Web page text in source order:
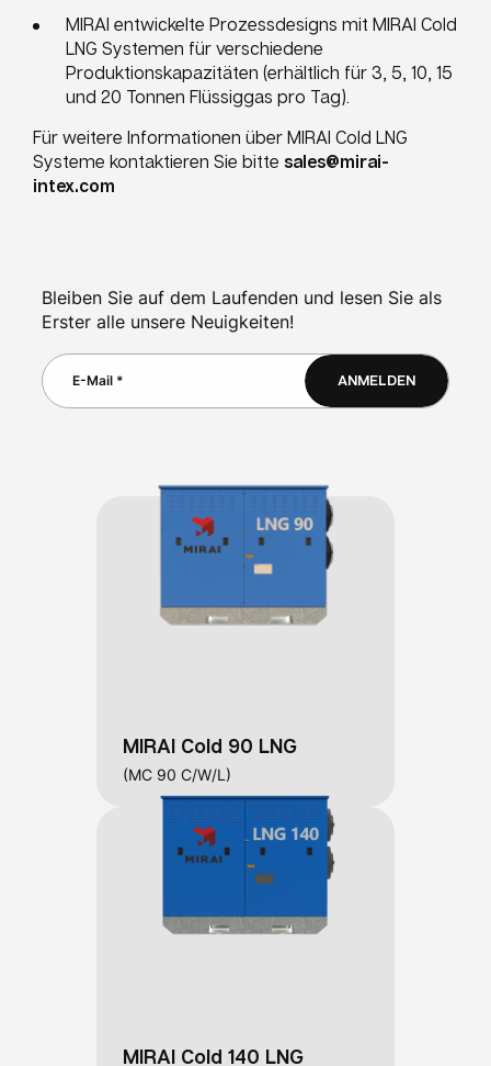
MIRAI entwickelte Prozessdesigns mit MIRAI Cold
LNG Systemen für verschiedene
Produktionskapazitäten (erhältlich für 3, 5, 10, 15
und 20 Tonnen Flüssiggas pro Tag).
Für weitere Informationen über MIRAI Cold LNG
Systeme kontaktieren Sie bitte sales@mirai-
intex.com
Bleiben Sie auf dem Laufenden und lesen Sie als
Erster alle unsere Neuigkeiten!
ANMELDEN
MIRAI Cold 90 LNG
(MC 90 C/W/L)
MIRAI Cold 140 LNG